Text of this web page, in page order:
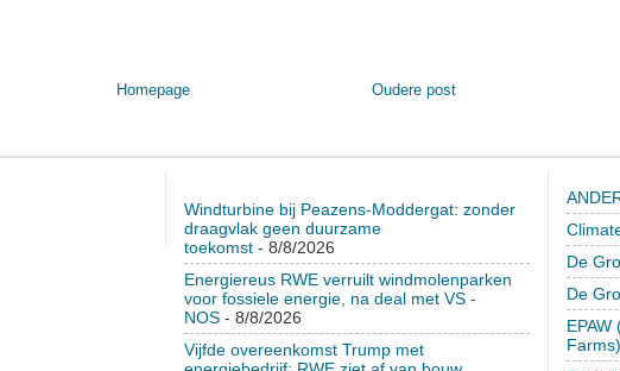
Oudere post
Homepage
Windturbine bij Peazens-Moddergat: zonder
draagvlak geen duurzame
toekomst- 8/8/2026
Energiereus RWE verruilt windmolenparken
voor fossiele energie, na deal met VS -
NOS- 8/8/2026
Vijfde overeenkomst Trump met
De
De
Farms)